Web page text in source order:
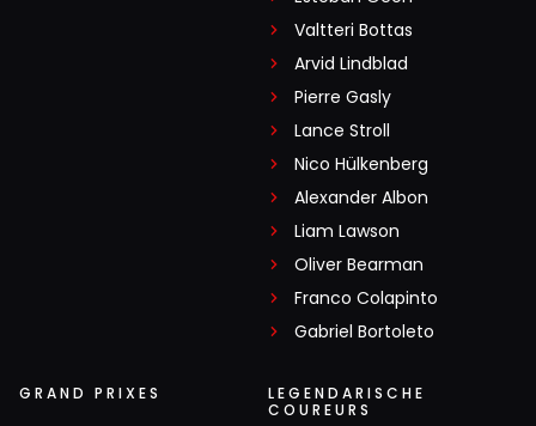
Valtteri Bottas
Arvid Lindblad
Pierre Gasly
Lance Stroll
Nico Hülkenberg
Alexander Albon
Liam Lawson
Oliver Bearman
Franco Colapinto
Gabriel Bortoleto
GRAND PRIXES
LEGENDARISCHE
COUREURS